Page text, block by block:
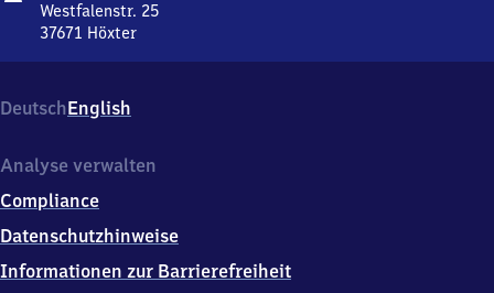
Westfalenstr. 25
37671 Höxter
Westfalenstr.
25,
7
7
1
DeutschEnglish
Analyse verwalten
Compliance
Datenschutzhinweise
Informationen zur Barrierefreiheit